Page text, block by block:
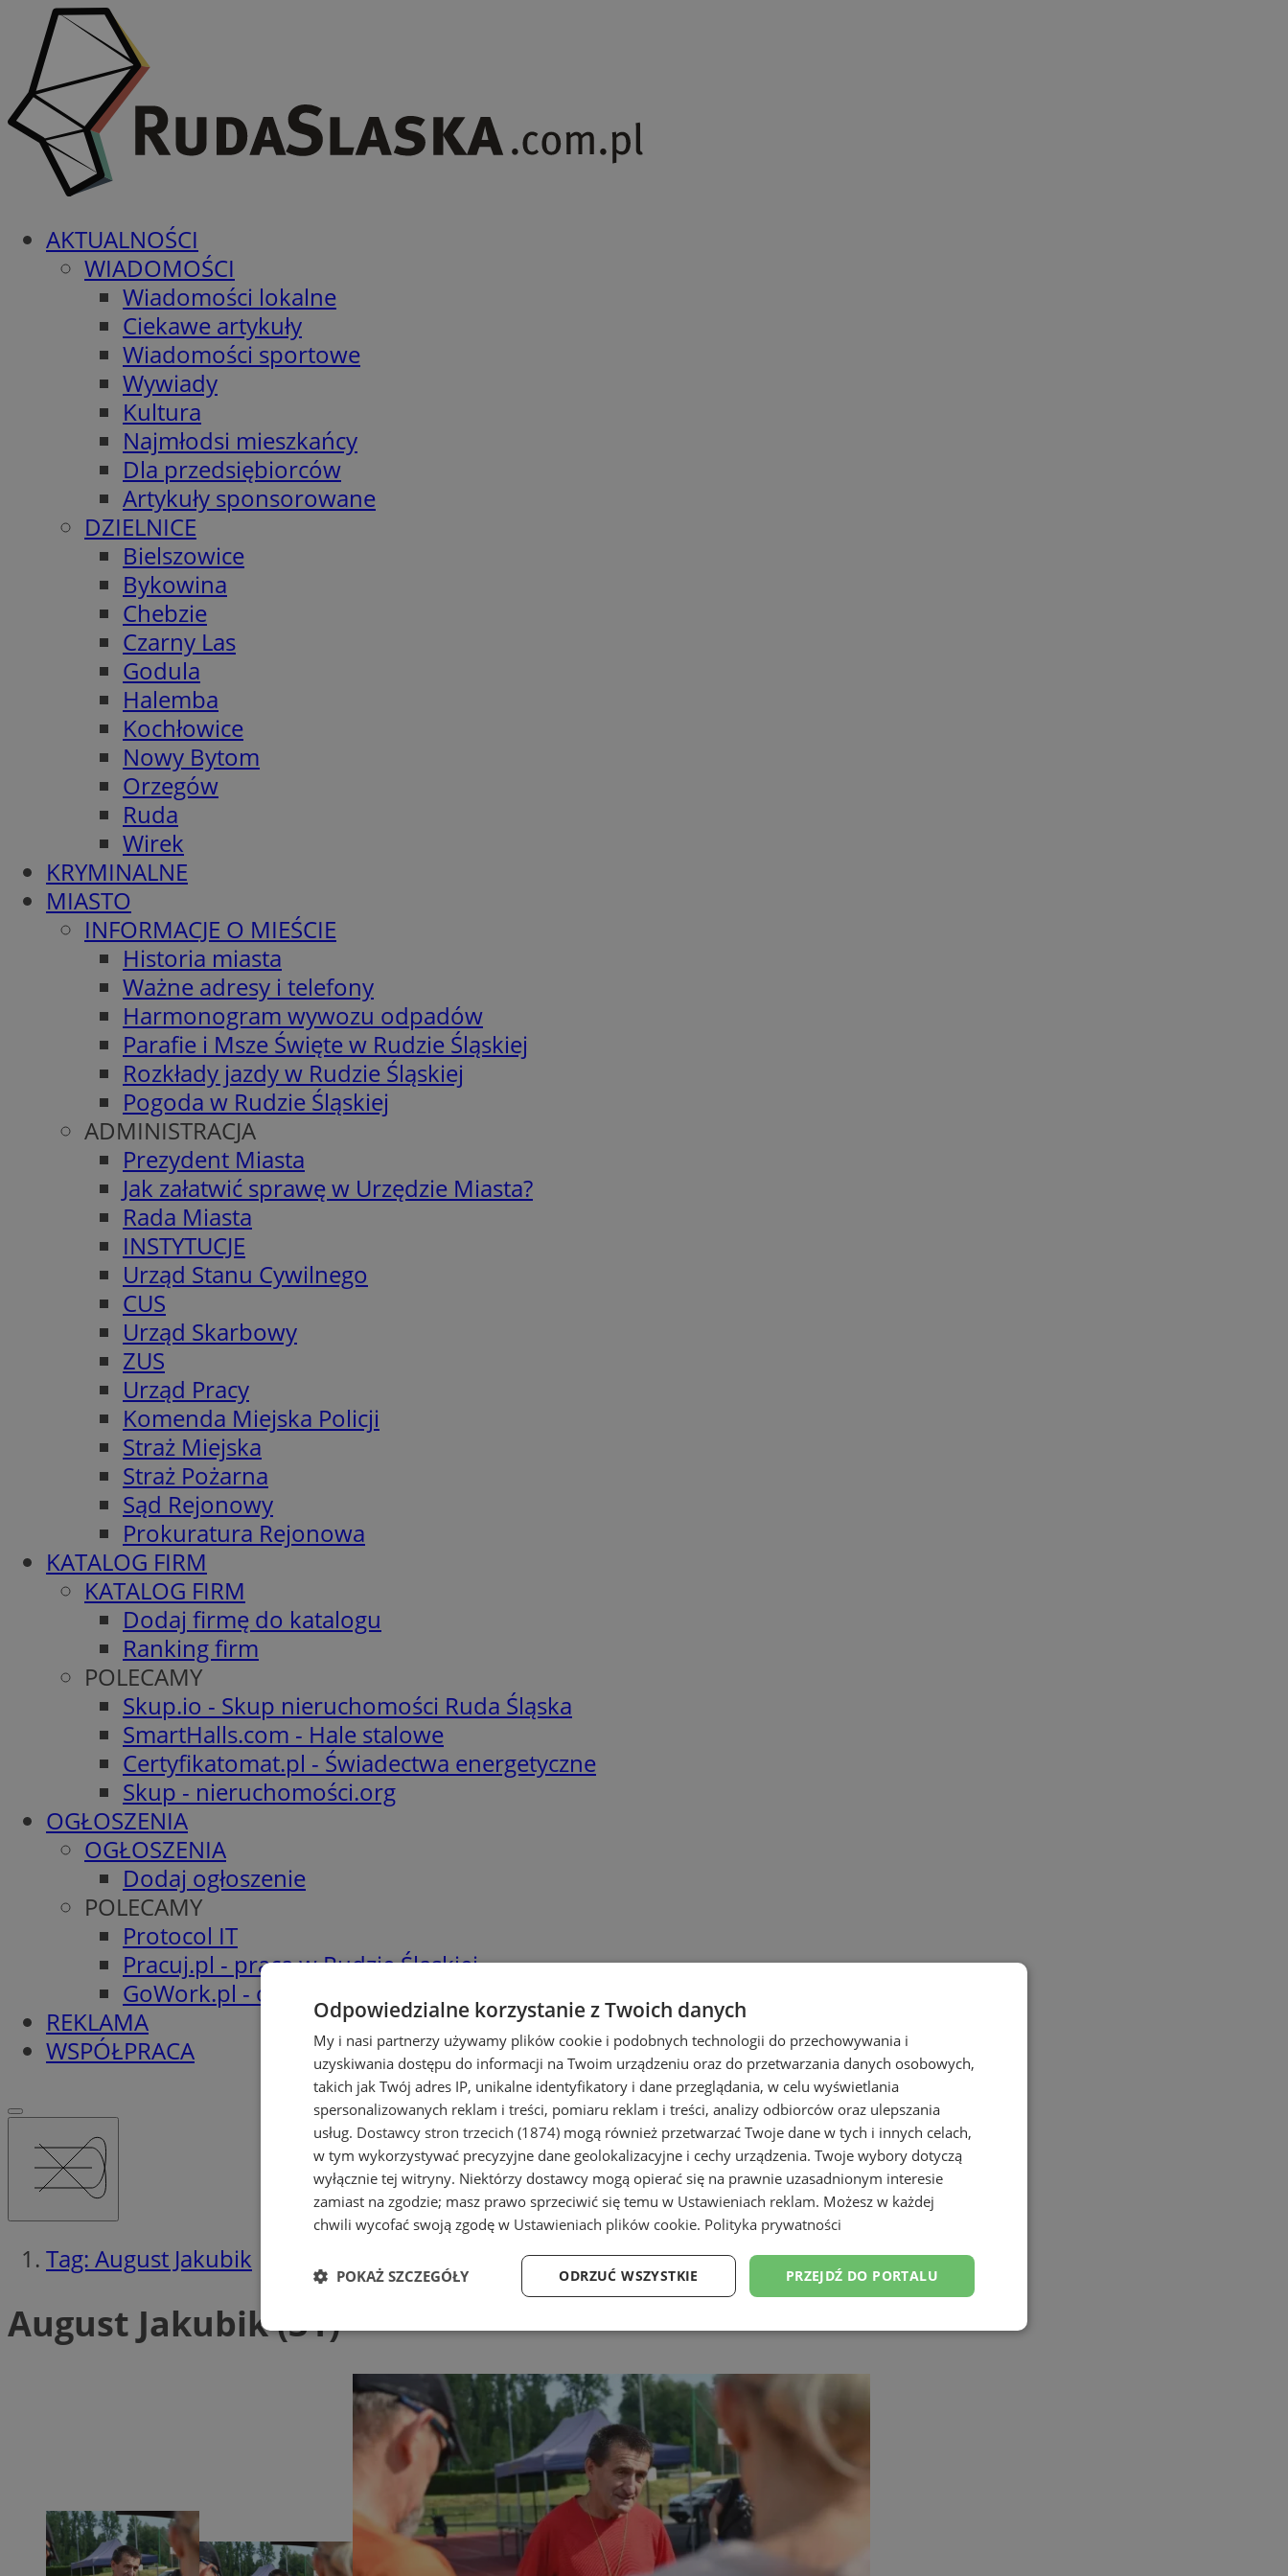
AKTUALNOŚCI
WIADOMOŚCI
Wiadomości lokalne
Ciekawe artykuły
Wiadomości sportowe
Wywiady
Kultura
Najmłodsi mieszkańcy
Dla przedsiębiorców
Artykuły sponsorowane
DZIELNICE
Bielszowice
Bykowina
Chebzie
Czarny Las
Godula
Halemba
Kochłowice
Nowy Bytom
Orzegów
Ruda
Wirek
KRYMINALNE
MIASTO
INFORMACJE O MIEŚCIE
Historia miasta
Ważne adresy i telefony
Harmonogram wywozu odpadów
Parafie i Msze Święte w Rudzie Śląskiej
Rozkłady jazdy w Rudzie Śląskiej
Pogoda w Rudzie Śląskiej
ADMINISTRACJA
Prezydent Miasta
Jak załatwić sprawę w Urzędzie Miasta?
Rada Miasta
INSTYTUCJE
Urząd Stanu Cywilnego
CUS
Urząd Skarbowy
ZUS
Urząd Pracy
Komenda Miejska Policji
Straż Miejska
Straż Pożarna
Sąd Rejonowy
Prokuratura Rejonowa
KATALOG FIRM
KATALOG FIRM
Dodaj firmę do katalogu
Ranking firm
POLECAMY
Skup.io - Skup nieruchomości Ruda Śląska
SmartHalls.com - Hale stalowe
Certyfikatomat.pl - Świadectwa energetyczne
Skup - nieruchomości.org
OGŁOSZENIA
OGŁOSZENIA
Dodaj ogłoszenie
POLECAMY
Protocol IT
Pracuj.pl - praca w Rudzie Śląskiej
GoWork.pl - oferty pracy
REKLAMA
WSPÓŁPRACA
Tag: August Jakubik
August Jakubik (31)
Odpowiedzialne korzystanie z Twoich danych
My i nasi partnerzy używamy plików cookie i podobnych technologii do przechowywania i
uzyskiwania dostępu do informacji na Twoim urządzeniu oraz do przetwarzania danych osobowych,
takich jak Twój adres IP, unikalne identyfikatory i dane przeglądania, w celu wyświetlania
spersonalizowanych reklam i treści, pomiaru reklam i treści, analizy odbiorców oraz ulepszania
usług. Dostawcy stron trzecich (1874) mogą również przetwarzać Twoje dane w tych i innych celach,
w tym wykorzystywać precyzyjne dane geolokalizacyjne i cechy urządzenia. Twoje wybory dotyczą
wyłącznie tej witryny. Niektórzy dostawcy mogą opierać się na prawnie uzasadnionym interesie
zamiast na zgodzie; masz prawo sprzeciwić się temu w Ustawieniach reklam. Możesz w każdej
chwili wycofać swoją zgodę w Ustawieniach plików cookie. Polityka prywatności
PRZEJDŹ DO PORTALU
ODRZUĆ WSZYSTKIE
POKAŻ SZCZEGÓŁY
Niezbędne Wydajność Targetowanie Funkcjonalność Niesklasyfikowane
Niezbędne Wydajność Targetowanie Funkcjonalność Niesklasyfikowane
Niezbędne pliki cookie umożliwiają korzystanie z podstawowych funkcji strony internetowej, takich jak logowanie użytkownika i
zarządzanie kontem. Bez niezbędnych plików cookie nie można prawidłowo korzystać ze strony internetowej.
Nazwa
Provider
Domena
przechowywania
Opis